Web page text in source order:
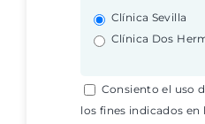
Clínica Sevilla
Clínica Dos
Consiento el uso
los fines indicados en